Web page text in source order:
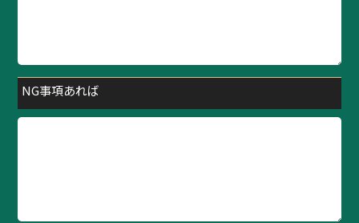
NG事項あれば